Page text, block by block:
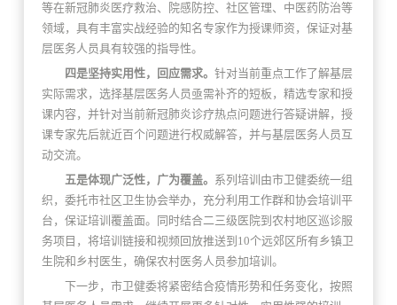
等在新冠肺炎医疗救治、院感防控、社区管理、中医药防治等
领域，具有丰富实战经验的知名专家作为授课师资，保证对基
层医务人员具有较强的指导性。
四是坚持实用性，回应需求。 针对当前重点工作了解基层
实际需求，选择基层医务人员亟需补齐的短板，精选专家和授
课内容，并针对当前新冠肺炎诊疗热点问题进行答疑讲解，授
课专家先后就近百个问题进行权威解答，并与基层医务人员互
动交流。
五是体现广泛性，广为覆盖。 系列培训由市卫健委统一组
织，委托市社区卫生协会举办，充分利用工作群和协会培训平
台，保证培训覆盖面。同时结合二三级医院到农村地区巡诊服
务项目，将培训链接和视频回放推送到10个远郊区所有乡镇卫
生院和乡村医生，确保农村医务人员参加培训。
下一步，市卫健委将紧密结合疫情形势和任务变化，按照